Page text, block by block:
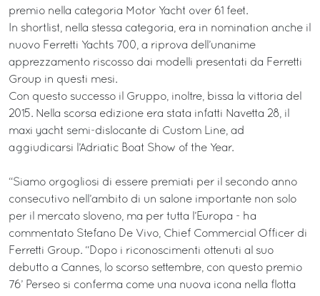
premio nella categoria Motor Yacht over 61 feet.
In shortlist, nella stessa categoria, era in nomination anche il
nuovo Ferretti Yachts 700, a riprova dell’unanime
apprezzamento riscosso dai modelli presentati da Ferretti
Group in questi mesi.
Con questo successo il Gruppo, inoltre, bissa la vittoria del
2015. Nella scorsa edizione era stata infatti Navetta 28, il
maxi yacht semi-dislocante di Custom Line, ad
aggiudicarsi l’Adriatic Boat Show of the Year.
“Siamo orgogliosi di essere premiati per il secondo anno
consecutivo nell’ambito di un salone importante non solo
per il mercato sloveno, ma per tutta l’Europa - ha
commentato Stefano De Vivo, Chief Commercial Officer di
Ferretti Group. “Dopo i riconoscimenti ottenuti al suo
debutto a Cannes, lo scorso settembre, con questo premio
76’ Perseo si conferma come una nuova icona nella flotta